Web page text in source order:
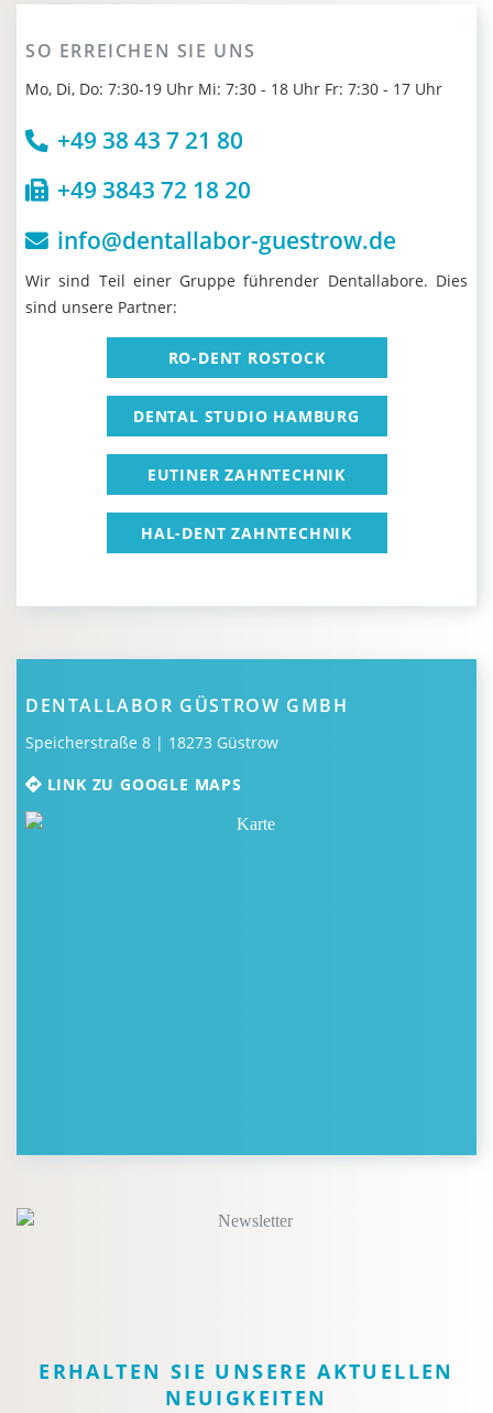
SO ERREICHEN SIE UNS
Mo, Di, Do: 7:30-19 Uhr Mi: 7:30 - 18 Uhr Fr: 7:30 - 17 Uhr
+49 38 43 7 21 80
+49 3843 72 18 20
info@dentallabor-guestrow.de
Wir sind Teil einer Gruppe führender Dentallabore. Dies
sind unsere Partner:
RO-DENT ROSTOCK
DENTAL STUDIO HAMBURG
EUTINER ZAHNTECHNIK
HAL-DENT ZAHNTECHNIK
DENTALLABOR GÜSTROW GMBH
Speicherstraße 8 | 18273 Güstrow
LINK ZU GOOGLE MAPS
ERHALTEN SIE UNSERE AKTUELLEN
NEUIGKEITEN